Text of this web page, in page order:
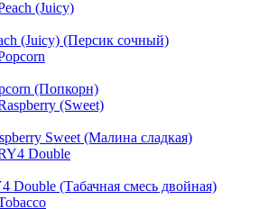
(Juicy) (Персик сочный)
(Попкорн)
Sweet (Малина сладкая)
Double (Табачная смесь двойная)